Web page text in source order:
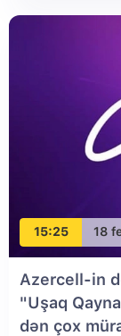
15:25 18
Azercell-in
"Uşaq
dən çox